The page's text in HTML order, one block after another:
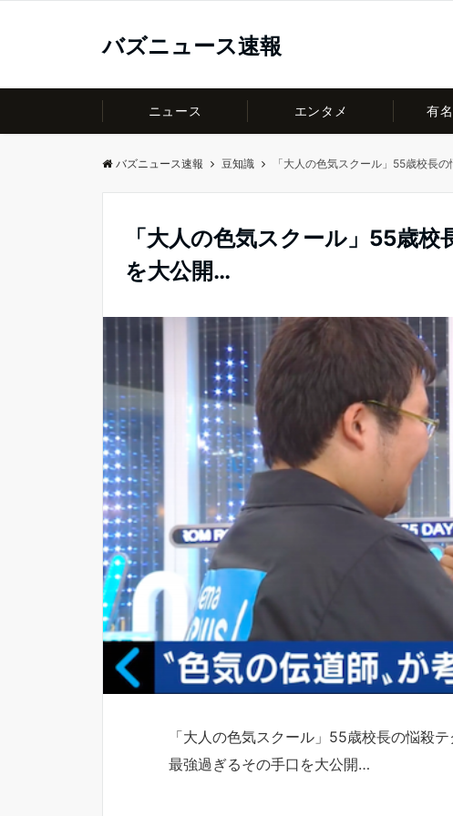
バズニュース速報
ニュース エンタメ 有
バズニュース速報 豆知識 「大人の色気スクール」55歳校長
「大人の色気スクール」55歳
を大公開…
「大人の色気スクール」55歳校長の悩殺
最強過ぎるその手口を大公開…